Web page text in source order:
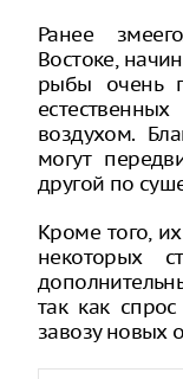
Ранее
Востоке,
рыбы очень
воздухом.
могут
другой по
Кроме того,
некоторых
так как
завозу новых